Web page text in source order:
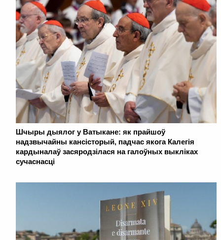
Шчыры дыялог у Ватыкане: як прайшоў
надзвычайны кансісторый, падчас якога Калегія
кардыналаў засяродзілася на галоўных выкліках
сучаснасці